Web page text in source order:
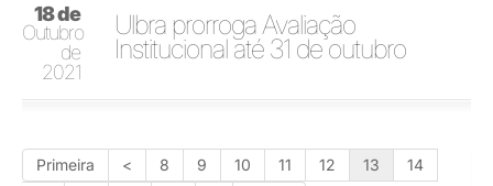
18 de
Outubro
de
2021
Ulbra prorroga Avaliação
Institucional até 31 de outubro
Primeira < 8 9 10 11 12 13
14